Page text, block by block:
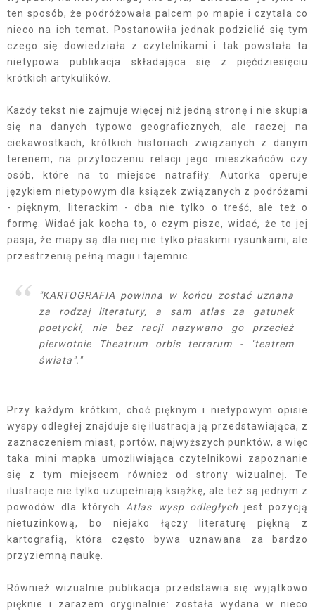
ten sposób, że podróżowała palcem po mapie i czytała co
nieco na ich temat. Postanowiła jednak podzielić się tym
czego się dowiedziała z czytelnikami i tak powstała ta
nietypowa publikacja składająca się z pięćdziesięciu
krótkich artykulików.
Każdy tekst nie zajmuje więcej niż jedną stronę i nie skupia
się na danych typowo geograficznych, ale raczej na
ciekawostkach, krótkich historiach związanych z danym
terenem, na przytoczeniu relacji jego mieszkańców czy
osób, które na to miejsce natrafiły. Autorka operuje
językiem nietypowym dla książek związanych z podróżami
- pięknym, literackim - dba nie tylko o treść, ale też o
formę. Widać jak kocha to, o czym pisze, widać, że to jej
pasja, że mapy są dla niej nie tylko płaskimi rysunkami, ale
przestrzenią pełną magii i tajemnic.
"KARTOGRAFIA powinna w końcu zostać uznana
za rodzaj literatury, a sam atlas za gatunek
poetycki, nie bez racji nazywano go przecież
pierwotnie
Theatrum orbis terrarum - "teatrem
świata"."
Przy każdym krótkim, choć pięknym i nietypowym opisie
wyspy odległej znajduje się ilustracja ją przedstawiająca, z
zaznaczeniem miast, portów, najwyższych punktów, a więc
taka mini mapka umożliwiająca czytelnikowi zapoznanie
się z tym miejscem również od strony wizualnej. Te
ilustracje nie tylko uzupełniają książkę, ale też są jednym z
powodów dla którychAtlas wysp odległych jest pozycją
nietuzinkową, bo niejako łączy literaturę piękną z
kartografią, która często bywa uznawana za bardzo
przyziemną naukę.
Również wizualnie publikacja przedstawia się wyjątkowo
pięknie i zarazem oryginalnie: została wydana w nieco